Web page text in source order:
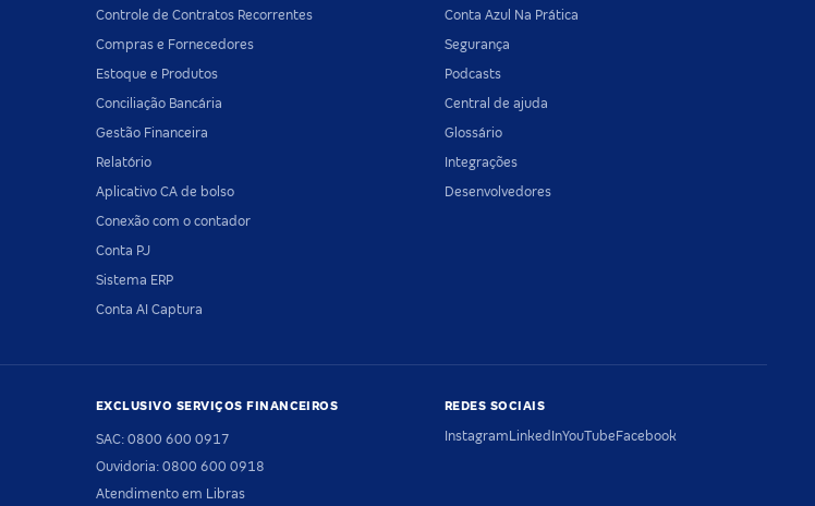
Controle de Contratos Recorrentes
Compras e Fornecedores
Estoque e Produtos
Conciliação Bancária
Gestão Financeira
Relatório
Aplicativo CA de bolso
Conexão com o contador
Conta PJ
Sistema ERP
Conta AI Captura
Conta Azul Na Prática
Segurança
Podcasts
Central de ajuda
Glossário
Integrações
Desenvolvedores
EXCLUSIVO SERVIÇOS FINANCEIROS
SAC: 0800 600 0917
Ouvidoria: 0800 600 0918
Atendimento em Libras
REDES SOCIAIS
InstagramLinkedInYouTubeFacebook